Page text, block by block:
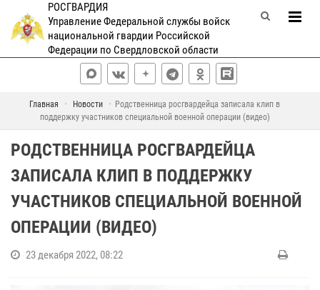
РОСГВАРДИЯ
Управление Федеральной службы войск
национальной гвардии Российской
Федерации по Свердловской области
Главная Новости
Родственница росгвардейца записала клип в
поддержку участников специальной военной операции (видео)
РОДСТВЕННИЦА РОСГВАРДЕЙЦА
ЗАПИСАЛА КЛИП В ПОДДЕРЖКУ
УЧАСТНИКОВ СПЕЦИАЛЬНОЙ ВОЕННОЙ
ОПЕРАЦИИ (ВИДЕО)
23 декабря 2022, 08:22